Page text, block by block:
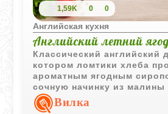
1,59K 0 0
Английская кухня
Английский летний
Классический английский
котором ломтики хлеба
ароматным ягодным
сочную начинку из малины
смородины. После
приобретает красивую
Вилка